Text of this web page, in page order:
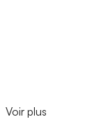
Voir plus